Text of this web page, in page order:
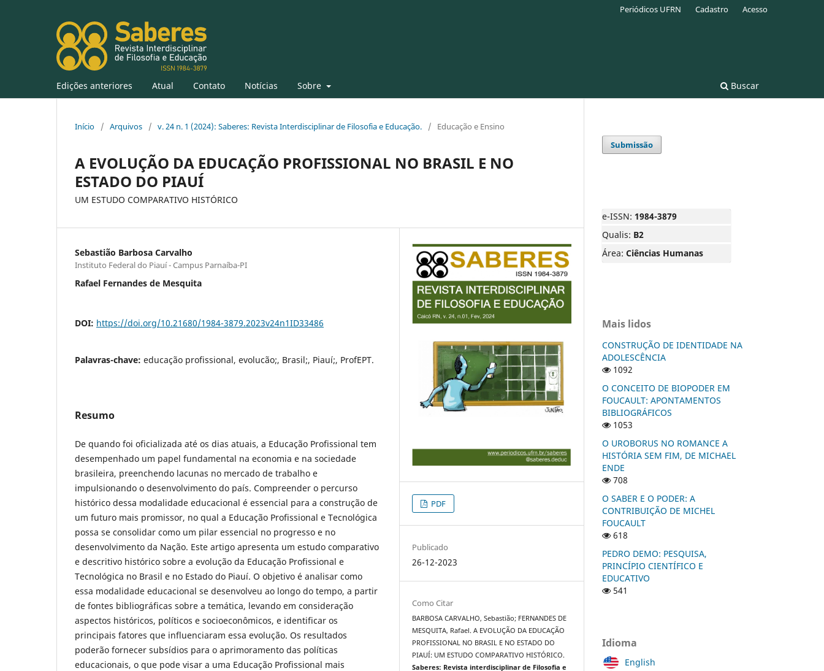
Edições anteriores Atual Contato Notícias Sobre Buscar
Periódicos UFRN Cadastro Acesso
Início / Arquivos / v. 24 n. 1 (2024): Saberes: Revista Interdisciplinar de Filosofia e Educação. / Educação e Ensino
A EVOLUÇÃO DA EDUCAÇÃO PROFISSIONAL NO BRASIL E NO
ESTADO DO PIAUÍ
UM ESTUDO COMPARATIVO HISTÓRICO
Sebastião Barbosa Carvalho
Instituto Federal do Piauí - Campus Parnaíba-PI
Rafael Fernandes de Mesquita
DOI: https://doi.org/10.21680/1984-3879.2023v24n1ID33486
Palavras-chave: educação profissional, evolucão;, Brasil;, Piauí;, ProfEPT.
Resumo
De quando foi oficializada até os dias atuais, a Educação Profissional tem
desempenhado um papel fundamental na economia e na sociedade
brasileira, preenchendo lacunas no mercado de trabalho e
impulsionando o desenvolvimento do país. Compreender o percurso
histórico dessa modalidade educacional é essencial para a construção de
um futuro mais promissor, no qual a Educação Profissional e Tecnológica
possa se consolidar como um pilar essencial no progresso e no
desenvolvimento da Nação. Este artigo apresenta um estudo comparativo
e descritivo histórico sobre a evolução da Educação Profissional e
Tecnológica no Brasil e no Estado do Piauí. O objetivo é analisar como
essa modalidade educacional se desenvolveu ao longo do tempo, a partir
de fontes bibliográficas sobre a temática, levando em consideração
aspectos históricos, políticos e socioeconômicos, e identificar os
principais fatores que influenciaram essa evolução. Os resultados
poderão fornecer subsídios para o aprimoramento das políticas
educacionais, o que pode visar a uma Educação Profissional mais
PDF
Publicado
26-12-2023
Como Citar
BARBOSA CARVALHO, Sebastião; FERNANDES DE
MESQUITA, Rafael. A EVOLUÇÃO DA EDUCAÇÃO
PROFISSIONAL NO BRASIL E NO ESTADO DO
PIAUÍ: UM ESTUDO COMPARATIVO HISTÓRICO.
Saberes: Revista interdisciplinar de Filosofia e
Submissão
e-ISSN: 1984-3879
Qualis: B2
Área: Ciências Humanas
Mais lidos
CONSTRUÇÃO DE IDENTIDADE NA
ADOLESCÊNCIA
1092
O CONCEITO DE BIOPODER EM
FOUCAULT: APONTAMENTOS
BIBLIOGRÁFICOS
1053
O UROBORUS NO ROMANCE A
HISTÓRIA SEM FIM, DE MICHAEL
ENDE
708
O SABER E O PODER: A
CONTRIBUIÇÃO DE MICHEL
FOUCAULT
618
PEDRO DEMO: PESQUISA,
PRINCÍPIO CIENTÍFICO E
EDUCATIVO
541
Idioma
English